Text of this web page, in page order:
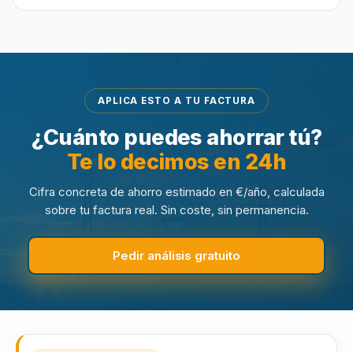
APLICA ESTO A TU FACTURA
¿Cuánto puedes ahorrar tú?
Te lo decimos en 24h
Cifra concreta de ahorro estimado en €/año, calculada
sobre tu factura real. Sin coste, sin permanencia.
Pedir análisis gratuito